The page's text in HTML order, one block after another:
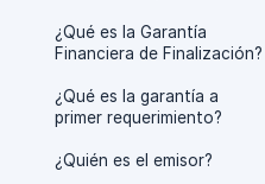
¿Qué es la Garantía
Financiera de Finalización?
¿Qué es la garantía a
primer requerimiento?
¿Quién es el emisor?